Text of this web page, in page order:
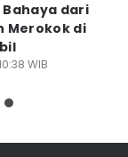
Bahaya dari
Merokok di
WIB